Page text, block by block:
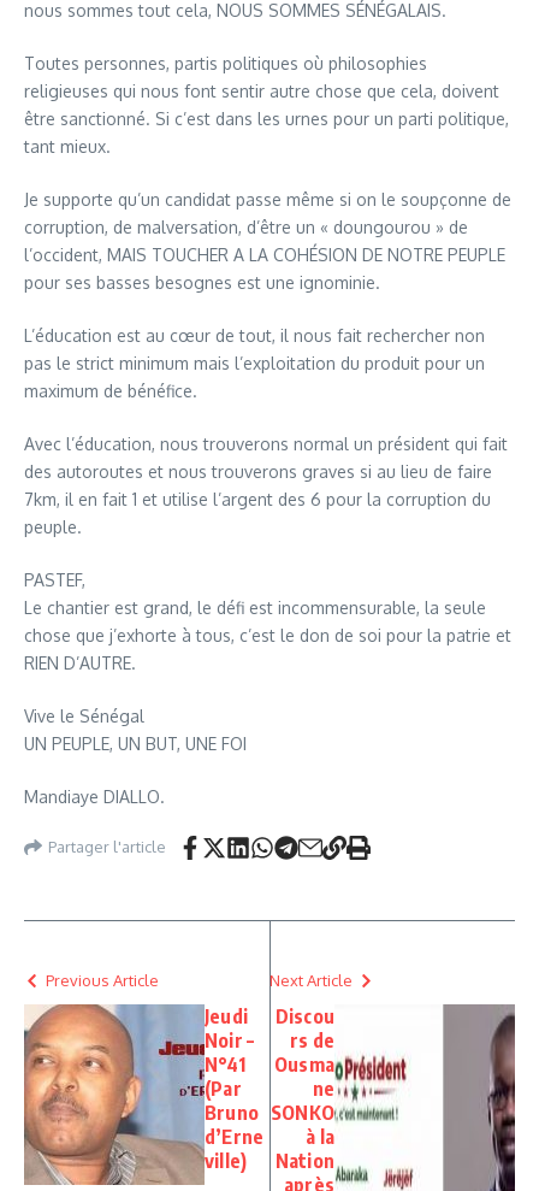
nous sommes tout cela, NOUS SOMMES SÉNÉGALAIS.
Toutes personnes, partis politiques où philosophies
religieuses qui nous font sentir autre chose que cela, doivent
être sanctionné. Si c’est dans les urnes pour un parti politique,
tant mieux.
Je supporte qu’un candidat passe même si on le soupçonne de
corruption, de malversation, d’être un « doungourou » de
l’occident, MAIS TOUCHER A LA COHÉSION DE NOTRE PEUPLE
pour ses basses besognes est une ignominie.
L’éducation est au cœur de tout, il nous fait rechercher non
pas le strict minimum mais l’exploitation du produit pour un
maximum de bénéfice.
Avec l’éducation, nous trouverons normal un président qui fait
des autoroutes et nous trouverons graves si au lieu de faire
7km, il en fait 1 et utilise l’argent des 6 pour la corruption du
peuple.
PASTEF,
Le chantier est grand, le défi est incommensurable, la seule
chose que j’exhorte à tous, c’est le don de soi pour la patrie et
RIEN D’AUTRE.
Vive le Sénégal
UN PEUPLE, UN BUT, UNE FOI
Mandiaye DIALLO.
Partager l'article
Previous Article
Jeudi
Noir –
N°41
(Par
Bruno
d’Erne
ville)
Next Article
Discou
rs de
Ousma
ne
SONKO
à la
Nation
après